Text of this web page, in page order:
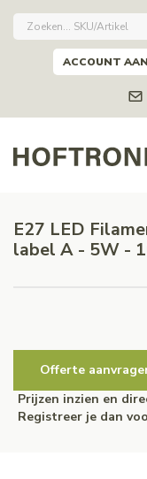
ACCOUNT
E27 LED
label A - 5W -
Offerte
Prijzen inzien en
Registreer je dan